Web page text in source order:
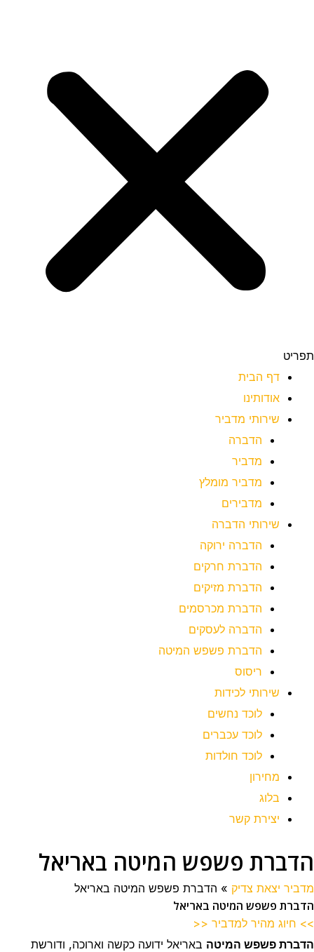
תפריט
דף הבית
אודותינו
שירותי מדביר
הדברה
מדביר
מדביר מומלץ
מדבירים
שירותי הדברה
הדברה ירוקה
הדברת חרקים
הדברת מזיקים
הדברת מכרסמים
הדברה לעסקים
הדברת פשפש המיטה
ריסוס
שירותי לכידות
לוכד נחשים
לוכד עכברים
לוכד חולדות
מחירון
בלוג
יצירת קשר
הדברת פשפש המיטה באריאל
מדביר יצאת צדיק » הדברת פשפש המיטה באריאל
הדברת פשפש המיטה באריאל
>> חיוג מהיר למדביר <<
הדברת פשפש המיטה באריאל ידועה כקשה וארוכה, ודורשת